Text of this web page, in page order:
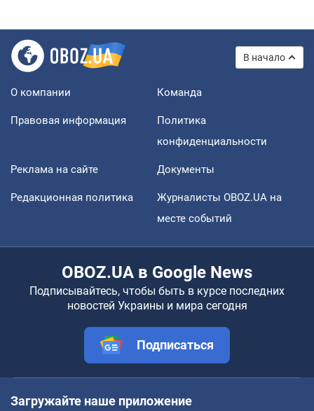
В начало
О компании Команда
Правовая информация
Политика
конфиденциальности
Реклама на сайте Документы
Редакционная политика
Журналисты OBOZ.UA на
месте событий
OBOZ.UA в Google News
Подписывайтесь, чтобы быть в курсе последних
новостей Украины и мира сегодня
Подписаться
Загружайте наше приложение